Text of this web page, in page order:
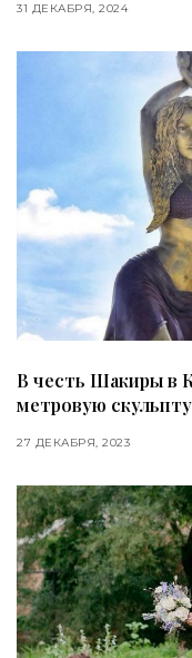
31 ДЕКАБРЯ, 2024
В честь Шакиры в
метровую
27 ДЕКАБРЯ, 2023